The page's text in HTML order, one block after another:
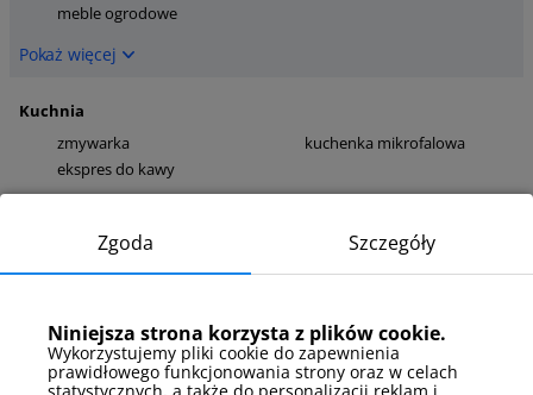
meble ogrodowe
Pokaż więcej
Kuchnia
zmywarka
kuchenka mikrofalowa
ekspres do kawy
suszarka do włosów
Pokaż więcej
Zgoda Szczegóły
Niniejsza strona korzysta z plików cookie.
Wykorzystujemy pliki cookie do zapewnienia
prawidłowego funkcjonowania strony oraz w celach